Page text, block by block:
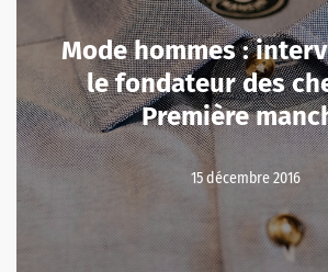
Mode hommes :
le fondateur des
Première
15 décembre 2016